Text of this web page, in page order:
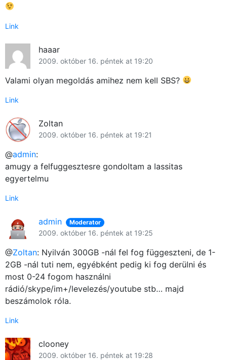
Link
haaar
2009. október 16. péntek at 19:20
Valami olyan megoldás amihez nem kell SBS?
Link
Zoltan
2009. október 16. péntek at 19:21
@admin:
amugy a felfuggesztesre gondoltam a lassitas
egyertelmu
Link
admin Moderator
2009. október 16. péntek at 19:25
@Zoltan: Nyilván 300GB -nál fel fog függeszteni, de 1-
2GB -nál tuti nem, egyébként pedig ki fog derülni és
most 0-24 fogom használni
rádió/skype/im+/levelezés/youtube stb… majd
beszámolok róla.
Link
clooney
2009. október 16. péntek at 19:28